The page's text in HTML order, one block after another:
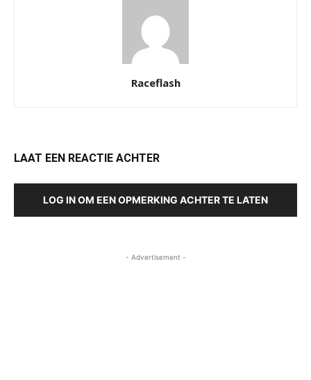
Raceflash
LAAT EEN REACTIE ACHTER
LOG IN OM EEN OPMERKING ACHTER TE LATEN
- Advertisement -